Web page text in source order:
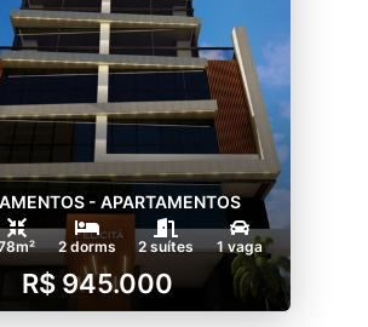
- APARTAMENTOS
2 dorms 2 suítes 1 vaga
R$ 945.000